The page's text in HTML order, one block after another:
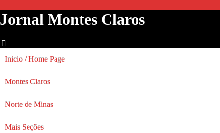
Jornal Montes Claros
Inicio / Home Page
Montes Claros
Norte de Minas
Mais Seções